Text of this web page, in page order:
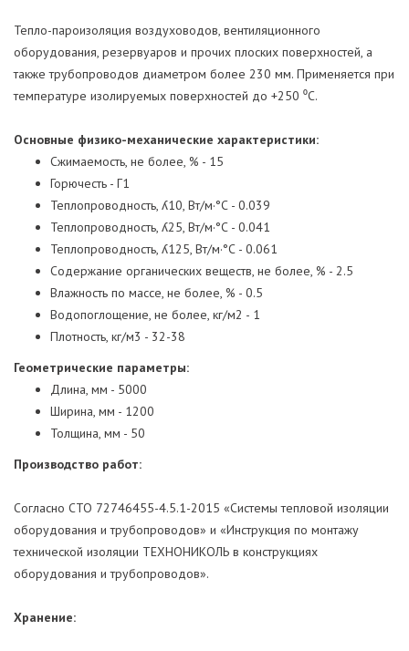
Тепло-пароизоляция воздуховодов, вентиляционного
оборудования, резервуаров и прочих плоских поверхностей, а
также трубопроводов диаметром более 230 мм. Применяется при
температуре изолируемых поверхностей до +250 ⁰С.
Основные физико-механические характеристики:
Сжимаемость, не более, % - 15
Горючесть - Г1
Теплопроводность, ʎ10, Вт/м·°С - 0.039
Теплопроводность, ʎ25, Вт/м·°С - 0.041
Теплопроводность, ʎ125, Вт/м·°С - 0.061
Содержание органических веществ, не более, % - 2.5
Влажность по массе, не более, % - 0.5
Водопоглощение, не более, кг/м2 - 1
Плотность, кг/м3 - 32-38
Геометрические параметры:
Длина, мм - 5000
Ширина, мм - 1200
Толщина, мм - 50
Производство работ:
Согласно СТО 72746455-4.5.1-2015 «Системы тепловой изоляции
оборудования и трубопроводов» и «Инструкция по монтажу
технической изоляции ТЕХНОНИКОЛЬ в конструкциях
оборудования и трубопроводов».
Хранение: